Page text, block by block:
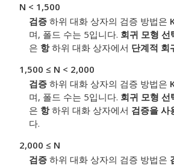
N < 1,500
검증 하위 대화 상자의 검증 방법은
며, 폴드 수는 5입니다. 회귀 모형 선
은 항하위 대화 상자에서 단계적 회
1,500 ≤ N < 2,000
검증 하위 대화 상자의 검증 방법은
며, 폴드 수는 5입니다. 회귀 모형 선
은 항하위 대화 상자에서 검증을 사
다.
2,000 ≤ N
검증 하위 대화 상자의 검증 방법은